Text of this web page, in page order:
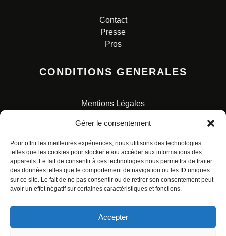
Gérer le consentement
Pour offrir les meilleures expériences, nous utilisons des technologies
telles que les cookies pour stocker et/ou accéder aux informations des
appareils. Le fait de consentir à ces technologies nous permettra de traiter
des données telles que le comportement de navigation ou les ID uniques
sur ce site. Le fait de ne pas consentir ou de retirer son consentement peut
avoir un effet négatif sur certaines caractéristiques et fonctions.
Accepter
Contact
Presse
Pros
CONDITIONS GENERALES
Mentions Légales
Charte pour la protection des données personnelles
© ALL RIGHTS RESERVED. URBAN COMICS POUR LES